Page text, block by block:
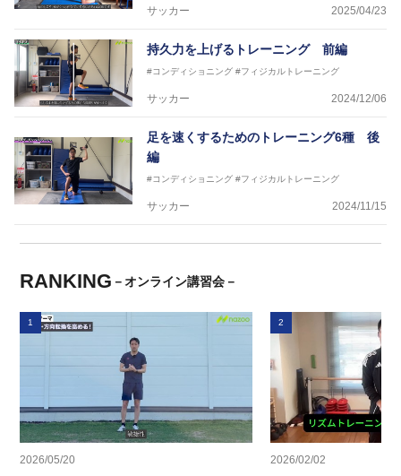
サッカー 2025/04/23
持久力を上げるトレーニング 前編
#コンディショニング #フィジカルトレーニング
サッカー 2024/12/06
足を速くするためのトレーニング6種 後
編
#コンディショニング #フィジカルトレーニング
サッカー 2024/11/15
RANKING －オンライン講習会－
1
2026/05/20
2
2026/02/02